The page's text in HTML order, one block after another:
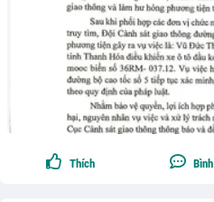
Thích